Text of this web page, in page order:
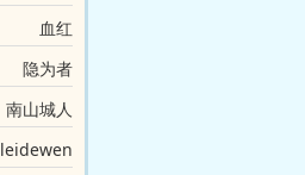
血红
隐为者
南山城人
leidewen